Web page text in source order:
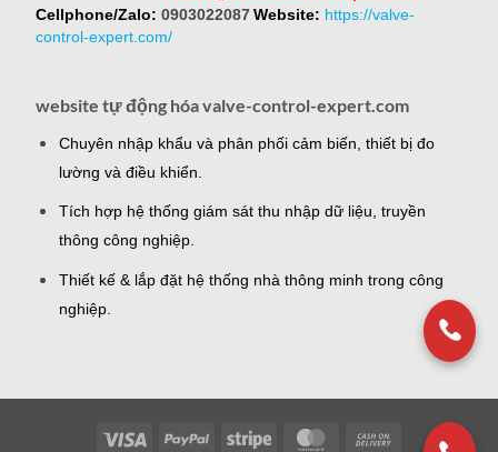
Cellphone/Zalo: 0903022087 Website: https://valve-
control-expert.com/
website tự động hóa valve-control-expert.com
Chuyên nhập khẩu và phân phối cảm biến, thiết bị đo
lường và điều khiển.
Tích hợp hệ thống giám sát thu nhập dữ liệu, truyền
thông công nghiệp.
Thiết kế & lắp đặt hệ thống nhà thông minh trong công
nghiệp.
Visa PayPal Stripe MasterCardCash